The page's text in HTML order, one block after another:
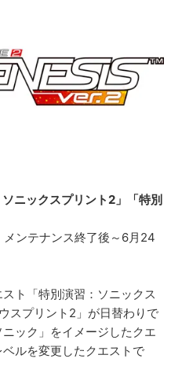
ニックスプリント2」「特別
ンテナンス終了後～6月24
ト「特別演習：ソニックス
スプリント2」が日替わりで
ック」をイメージしたクエ
ルを変更したクエストで